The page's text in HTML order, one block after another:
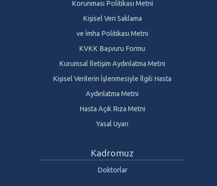
Korunması Politikası Metni
Kişisel Veri Saklama
ve İmha Politikası Metni
KVKK Başvuru Formu
Kurumsal İletişim Aydınlatma Metni
Kişisel Verilerin İşlenmesiyle İlgili Hasta
Aydınlatma Metni
Hasta Açık Rıza Metni
Yasal Uyarı
Kadromuz
Doktorlar